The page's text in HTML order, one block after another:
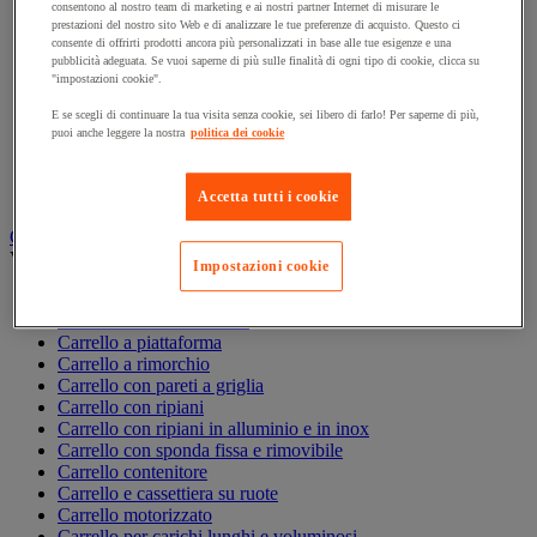
Accessori per carrello
Carrello in acciaio
Carrello in alluminio e in inox
Carrello per carichi alti
Carrello per fusti
Carrello per scale
Carrello portabombole
Carrello a ripiani e rimorchio industriale
Vedi tutte le categorie
Accessori per carrello
Carrello a piattaforma
Carrello a rimorchio
Carrello con pareti a griglia
Carrello con ripiani
Carrello con ripiani in alluminio e in inox
Carrello con sponda fissa e rimovibile
Carrello contenitore
Carrello e cassettiera su ruote
Carrello motorizzato
consentono al nostro team di marketing e ai nostri partner Internet di misurare le
prestazioni del nostro sito Web e di analizzare le tue preferenze di acquisto. Questo ci
consente di offrirti prodotti ancora più personalizzati in base alle tue esigenze e una
pubblicità adeguata. Se vuoi saperne di più sulle finalità di ogni tipo di cookie, clicca su
"impostazioni cookie".
E se scegli di continuare la tua visita senza cookie, sei libero di farlo! Per saperne di più,
puoi anche leggere la nostra politica dei cookie
Accetta tutti i cookie
Impostazioni cookie